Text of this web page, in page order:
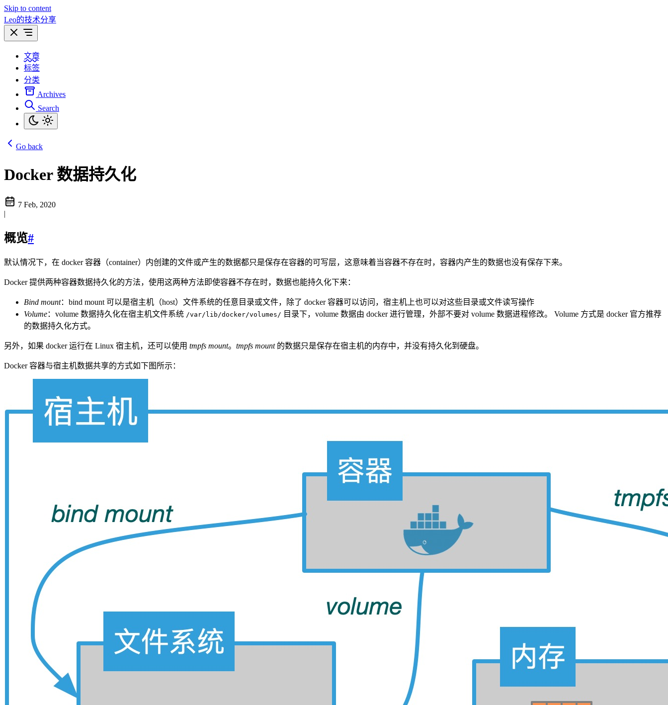
Skip to content
Leo的技术分享
文章
标签
分类
Archives
Search
Go back
Docker 数据持久化
7 Feb, 2020
|
概览#
默认情况下，在 docker 容器（container）内创建的文件或产生的数据都只是保存在容器的可写层，这意味着当容器不存在时，容器内产生的数据也没有保存下来。
Docker 提供两种容器数据持久化的方法，使用这两种方法即使容器不存在时，数据也能持久化下来：
Bind mount：bind mount 可以是宿主机（host）文件系统的任意目录或文件，除了 docker 容器可以访问，宿主机上也可以对这些目录或文件读写操作
Volume：volume 数据持久化在宿主机文件系统 /var/lib/docker/volumes/ 目录下，volume 数据由 docker 进行管理，外部不要对 volume 数据进程修改。 Volume 方式是 docker 官方推荐
的数据持久化方式。
另外，如果 docker 运行在 Linux 宿主机，还可以使用 tmpfs mount。 tmpfs mount的数据只是保存在宿主机的内存中，并没有持久化到硬盘。
Docker 容器与宿主机数据共享的方式如下图所示：